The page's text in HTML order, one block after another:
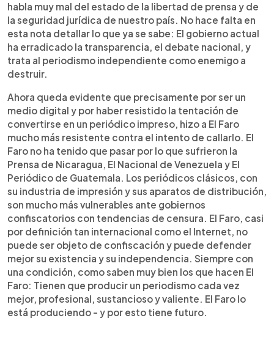
habla muy mal del estado de la libertad de prensa y de
la seguridad jurídica de nuestro país. No hace falta en
esta nota detallar lo que ya se sabe: El gobierno actual
ha erradicado la transparencia, el debate nacional, y
trata al periodismo independiente como enemigo a
destruir.
Ahora queda evidente que precisamente por ser un
medio digital y por haber resistido la tentación de
convertirse en un periódico impreso, hizo a El Faro
mucho más resistente contra el intento de callarlo. El
Faro no ha tenido que pasar por lo que sufrieron la
Prensa de Nicaragua, El Nacional de Venezuela y El
Periódico de Guatemala. Los periódicos clásicos, con
su industria de impresión y sus aparatos de distribución,
son mucho más vulnerables ante gobiernos
confiscatorios con tendencias de censura. El Faro, casi
por definición tan internacional como el Internet, no
puede ser objeto de confiscación y puede defender
mejor su existencia y su independencia. Siempre con
una condición, como saben muy bien los que hacen El
Faro: Tienen que producir un periodismo cada vez
mejor, profesional, sustancioso y valiente. El Faro lo
está produciendo - y por esto tiene futuro.